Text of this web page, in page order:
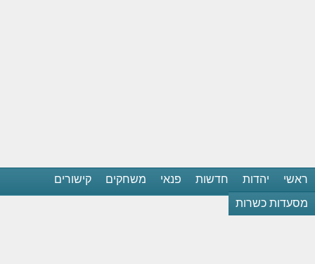
ראשי יהדות חדשות פנאי משחקים
קישורים
מסעדות כשרות